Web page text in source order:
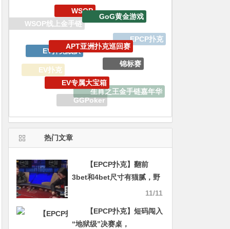
iPhone15 Pro Max无限量赠送
百W赏金猎人大奖赛
2023线上金手链主赛事
EV扑克战队
APT亚洲扑克巡回赛
锦标赛
生肖之王金手链嘉年华
GGPoker
EV专属大宝箱
热门文章
【EPCP扑克】翻前
3bet和4bet尺寸有猫腻，野
人精准读牌打击刘璇，看似
【Polk解析】
11/11
【EPCP扑克】短码闯入
“地狱级”决赛桌，